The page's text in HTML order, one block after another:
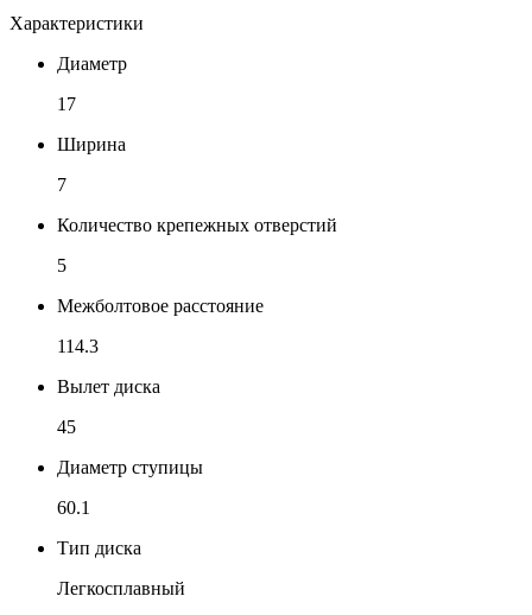
Характеристики
Диаметр
17
Ширина
7
Количество крепежных отверстий
5
Межболтовое расстояние
114.3
Вылет диска
45
Диаметр ступицы
60.1
Тип диска
Легкосплавный